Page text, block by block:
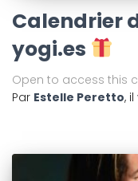
Calendrier
yogi.es
Open to access this
Par Estelle Peretto,